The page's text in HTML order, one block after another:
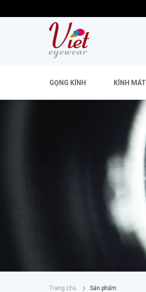
GỌNG KÍNH KÍNH MÁT
Trang chủ Sản phẩm